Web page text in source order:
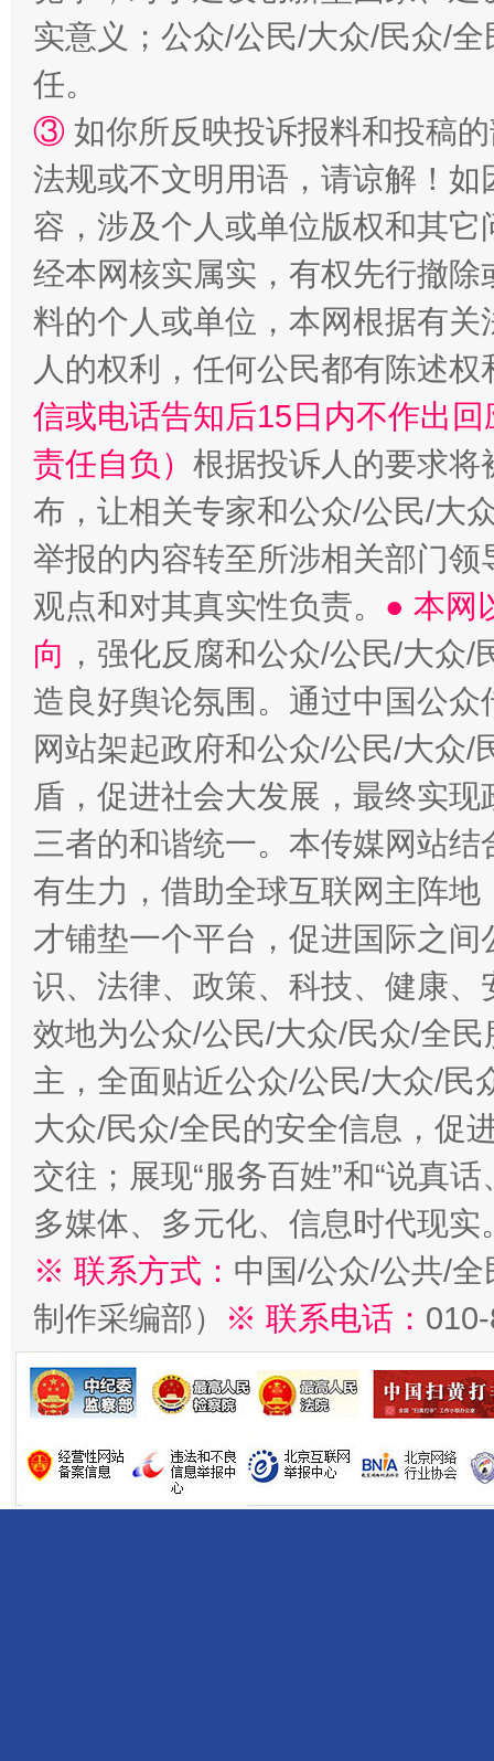
实意义；公众/公民/大众/民众/
任。
③ 如你所反映投诉报料和投稿
法规或不文明用语，请谅解！
容，涉及个人或单位版权和其它
经本网核实属实，有权先行撤
料的个人或单位，本网根据有
人的权利，任何公民都有陈述
信或电话告知后15日内不作出
责任自负） 根据投诉人的要求将
布，让相关专家和公众/公民/大
举报的内容转至所涉相关部门
观点和对其真实性负责。 ● 本网
向 ，强化反腐和公众/公民/大众
造良好舆论氛围。通过中国公
网站架起政府和公众/公民/大众
盾，促进社会大发展，最终实
三者的和谐统一。本传媒网站
有生力，借助全球互联网主阵
才铺垫一个平台，促进国际之
识、法律、政策、科技、健康
效地为公众/公民/大众/民众/全
主，全面贴近公众/公民/大众/民
大众/民众/全民的安全信息，促
交往；展现“服务百姓”和“说真
多媒体、多元化、信息时代现实
※ 联系方式： 中国/公众/公共/
制作采编部）
※ 联系电话：